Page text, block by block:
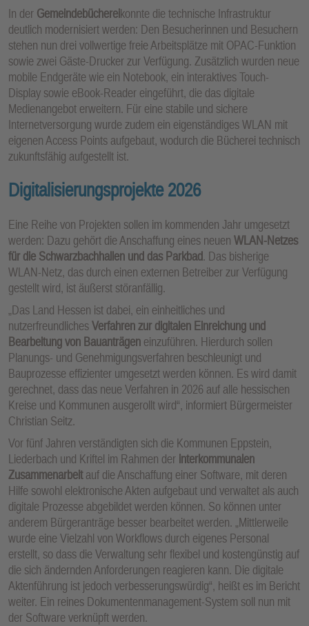
In der Gemeindebüchereikonnte die technische Infrastruktur
deutlich modernisiert werden: Den Besucherinnen und Besuchern
stehen nun drei vollwertige freie Arbeitsplätze mit OPAC-Funktion
sowie zwei Gäste-Drucker zur Verfügung. Zusätzlich wurden neue
mobile Endgeräte wie ein Notebook, ein interaktives Touch-
Display sowie eBook-Reader eingeführt, die das digitale
Medienangebot erweitern. Für eine stabile und sichere
Internetversorgung wurde zudem ein eigenständiges WLAN mit
eigenen Access Points aufgebaut, wodurch die Bücherei technisch
zukunftsfähig aufgestellt ist.
Digitalisierungsprojekte 2026
Eine Reihe von Projekten sollen im kommenden Jahr umgesetzt
werden: Dazu gehört die Anschaffung eines neuen WLAN-Netzes
für die Schwarzbachhallen und das Parkbad. Das bisherige
WLAN-Netz, das durch einen externen Betreiber zur Verfügung
gestellt wird, ist äußerst störanfällig.
„Das Land Hessen ist dabei, ein einheitliches und
nutzerfreundlichesVerfahren zur digitalen Einreichung und
Bearbeitung von Bauanträgen einzuführen. Hierdurch sollen
Planungs- und Genehmigungsverfahren beschleunigt und
Bauprozesse effizienter umgesetzt werden können. Es wird damit
gerechnet, dass das neue Verfahren in 2026 auf alle hessischen
Kreise und Kommunen ausgerollt wird“, informiert Bürgermeister
Christian Seitz.
Vor fünf Jahren verständigten sich die Kommunen Eppstein,
Liederbach und Kriftel im Rahmen der interkommunalen
Zusammenarbeitauf die Anschaffung einer Software, mit deren
Hilfe sowohl elektronische Akten aufgebaut und verwaltet als auch
digitale Prozesse abgebildet werden können. So können unter
anderem Bürgeranträge besser bearbeitet werden. „Mittlerweile
wurde eine Vielzahl von Workflows durch eigenes Personal
erstellt, so dass die Verwaltung sehr flexibel und kostengünstig auf
die sich ändernden Anforderungen reagieren kann. Die digitale
Aktenführung ist jedoch verbesserungswürdig“, heißt es im Bericht
weiter. Ein reines Dokumentenmanagement-System soll nun mit
der Software verknüpft werden.